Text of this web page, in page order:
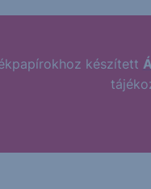
készített